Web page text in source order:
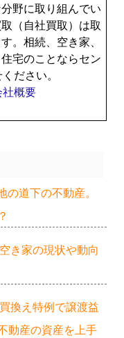
野に取り組んでい
（自社買取）は取
。相続、空き家、
宅のことならセン
ださい。
概要
の道下の不動産。
き家の現状や動向
換え特例で譲渡益
動産の資産を上手